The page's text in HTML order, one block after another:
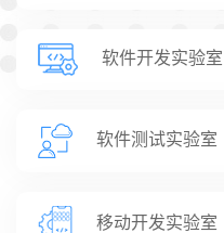
软件开发实验室
软件测试实验室
移动开发实验室